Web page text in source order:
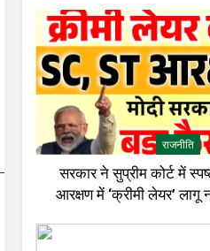
राजनीति
सरकार ने सुप्रीम कोर्ट में
आरक्षण में ‘क्रीमी लेयर’ लागू